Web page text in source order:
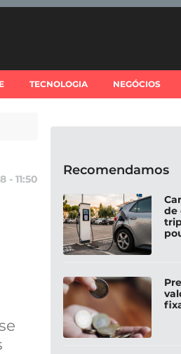
TECNOLOGIA NEGÓCIOS
- 11:50
Recomendamos
de